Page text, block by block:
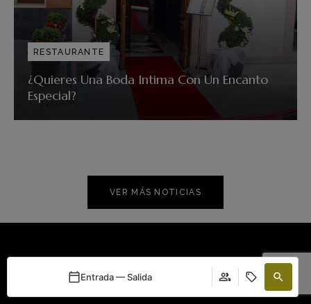
RESTAURANTE
¿Quieres Una Boda Intima Con Un Encanto
Especial?
VER MÁS NOTICIAS
Entrada — Salida